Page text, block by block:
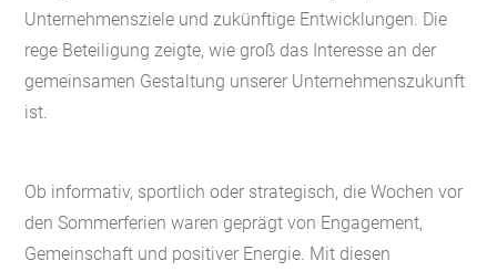
Unternehmensziele und zukünftige Entwicklungen. Die
rege Beteiligung zeigte, wie groß das Interesse an der
gemeinsamen Gestaltung unserer Unternehmenszukunft
ist.
Ob informativ, sportlich oder strategisch, die Wochen vor
den Sommerferien waren geprägt von Engagement,
Gemeinschaft und positiver Energie. Mit diesen